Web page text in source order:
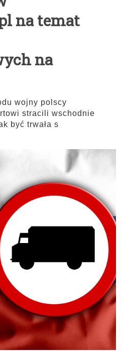
na temat
na
wojny polscy
stracili wschodnie
być trwała s